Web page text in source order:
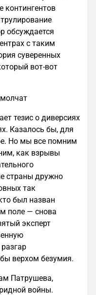
контингентов
обсуждается
с таким
суверенных
вот-вот
тезис о диверсиях
Казалось бы, для
Но мы все помним
как взрывы
страны дружно
так
был назван
поле — снова
эксперт
верхом безумия.
Патрушева,
войны.